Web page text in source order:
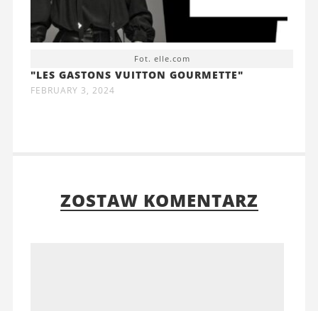
Fot. elle.com
"LES GASTONS VUITTON GOURMETTE"
FEBRUARY 3, 2024
ZOSTAW KOMENTARZ